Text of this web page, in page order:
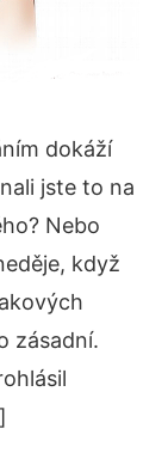
dokáží
jste to na
Nebo
když
zásadní.